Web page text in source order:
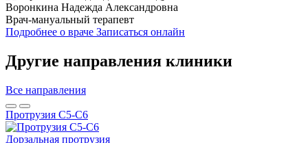
Воронкина Надежда Александровна
Врач-мануальный терапевт
Подробнее о враче Записаться онлайн
Другие направления клиники
Все направления
Протрузия С5-С6
Дорзальная протрузия